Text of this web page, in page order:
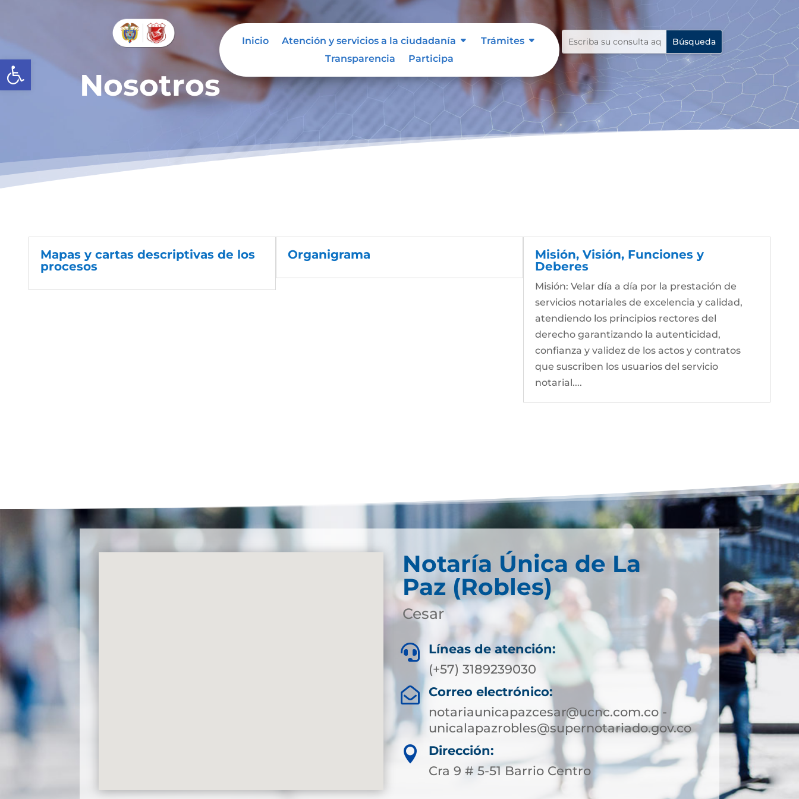
Abrir barra de herramientas
Inicio Atención y servicios a la ciudadanía
Trámites
Transparencia
Participa
Nosotros
Mapas y cartas descriptivas de los
procesos
Organigrama
Misión, Visión, Funciones y
Deberes
Misión: Velar día a día por la prestación de
servicios notariales de excelencia y calidad,
atendiendo los principios rectores del
derecho garantizando la autenticidad,
confianza y validez de los actos y contratos
que suscriben los usuarios del servicio
notarial....
Notaría Única de La
Paz (Robles)
Cesar

Líneas de atención:
(+57) 3189239030

Correo electrónico:
notariaunicapazcesar@ucnc.com.co -
unicalapazrobles@supernotariado.gov.co

Dirección:
Cra 9 # 5-51 Barrio Centro